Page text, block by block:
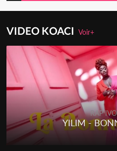
VIDEO KOACIVoir+
RAP
YILIM -